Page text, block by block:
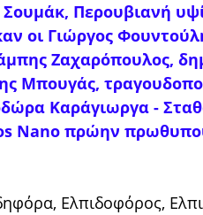
Σουμάκ, Περουβιανή
οι Γιώργος
Ζαχαρόπουλος,
Μπουγάς,
Καράγιωργα -
Nano πρώην
Ελπιδοφόρος,